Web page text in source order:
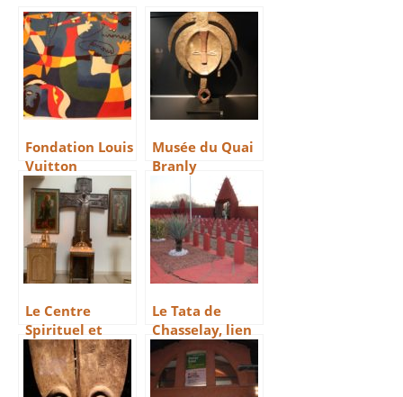
Fondation Louis
Vuitton
Musée du Quai
Branly
Le Centre
Spirituel et
Culturel
Orthodoxe
Russe de Paris
Le Tata de
Chasselay, lien
de sang entre
la France et
l’Afrique